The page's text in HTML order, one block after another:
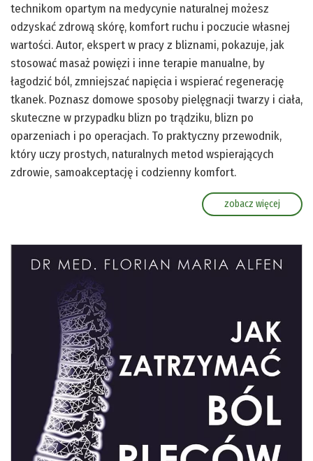
technikom opartym na medycynie naturalnej możesz
odzyskać zdrową skórę, komfort ruchu i poczucie własnej
wartości. Autor, ekspert w pracy z bliznami, pokazuje, jak
stosować masaż powięzi i inne terapie manualne, by
łagodzić ból, zmniejszać napięcia i wspierać regenerację
tkanek. Poznasz domowe sposoby pielęgnacji twarzy i ciała,
skuteczne w przypadku blizn po trądziku, blizn po
oparzeniach i po operacjach. To praktyczny przewodnik,
który uczy prostych, naturalnych metod wspierających
zdrowie, samoakceptację i codzienny komfort.
zobacz więcej